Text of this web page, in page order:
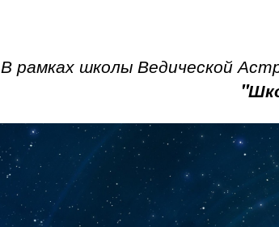
В рамках школы Ведической